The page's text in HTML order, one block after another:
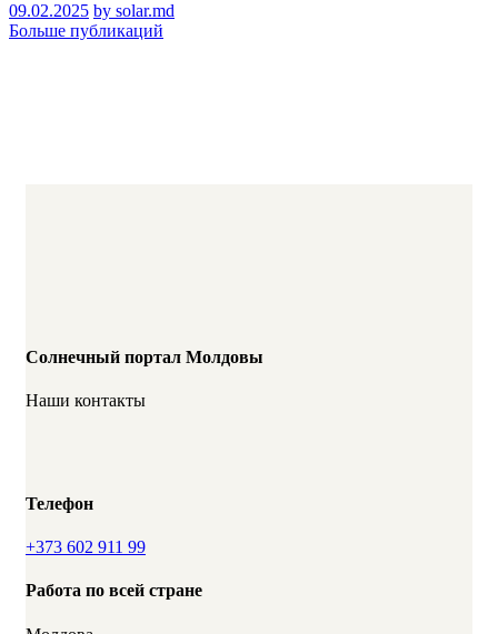
09.02.2025 by solar.md
Больше публикаций
Солнечный портал Молдовы
Наши контакты
Телефон
+373 602 911 99
Работа по всей стране